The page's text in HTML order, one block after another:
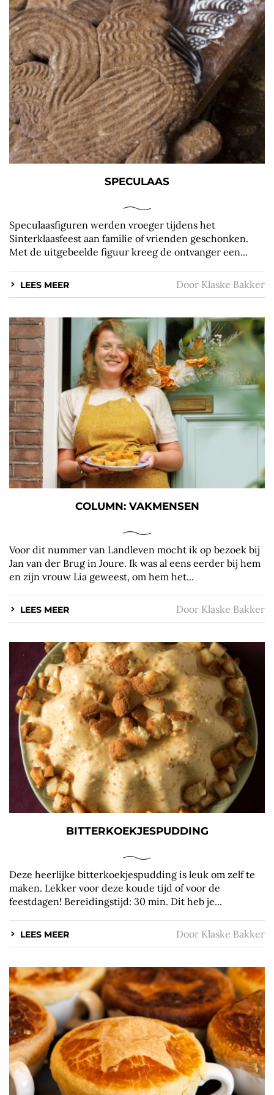
SPECULAAS
Speculaasfiguren werden vroeger tijdens het
Sinterklaasfeest aan familie of vrienden geschonken.
Met de uitgebeelde figuur kreeg de ontvanger een...
LEES MEER Door Klaske Bakker
COLUMN: VAKMENSEN
Voor dit nummer van Landleven mocht ik op bezoek bij
Jan van der Brug in Joure. Ik was al eens eerder bij hem
en zijn vrouw Lia geweest, om hem het...
LEES MEER Door Klaske Bakker
BITTERKOEKJESPUDDING
Deze heerlijke bitterkoekjespudding is leuk om zelf te
maken. Lekker voor deze koude tijd of voor de
feestdagen! Bereidingstijd: 30 min. Dit heb je...
LEES MEER Door Klaske Bakker